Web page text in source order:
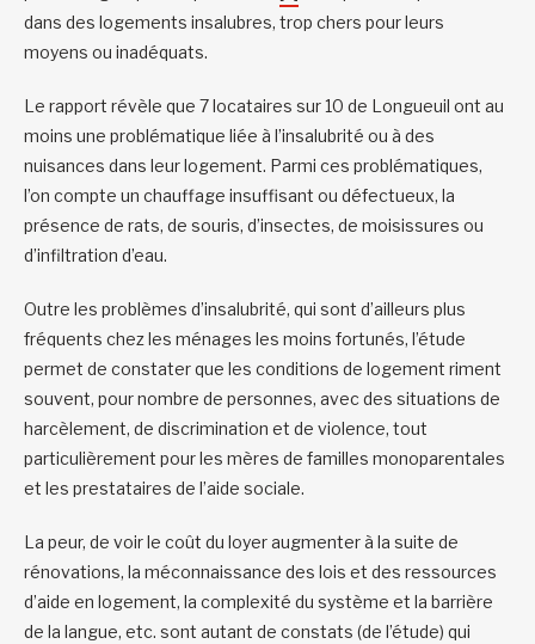
dans des logements insalubres, trop chers pour leurs
moyens ou inadéquats.
Le rapport révèle que 7 locataires sur 10 de Longueuil ont au
moins une problématique liée à l’insalubrité ou à des
nuisances dans leur logement. Parmi ces problématiques,
l’on compte un chauffage insuffisant ou défectueux, la
présence de rats, de souris, d’insectes, de moisissures ou
d’infiltration d’eau.
Outre les problèmes d’insalubrité, qui sont d’ailleurs plus
fréquents chez les ménages les moins fortunés, l’étude
permet de constater que les conditions de logement riment
souvent, pour nombre de personnes, avec des situations de
harcèlement, de discrimination et de violence, tout
particulièrement pour les mères de familles monoparentales
et les prestataires de l’aide sociale.
La peur, de voir le coût du loyer augmenter à la suite de
rénovations, la méconnaissance des lois et des ressources
d’aide en logement, la complexité du système et la barrière
de la langue, etc. sont autant de constats (de l’étude) qui